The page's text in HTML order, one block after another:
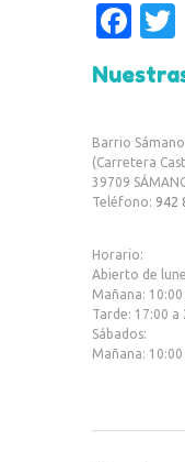
Fa
e
b
o
o
Barrio
(Carretera
39709
Teléfono: 942
Horario:
Abierto de
Mañana: 10:00
Tarde: 17:00 a
Sábados:
Mañana: 10:00